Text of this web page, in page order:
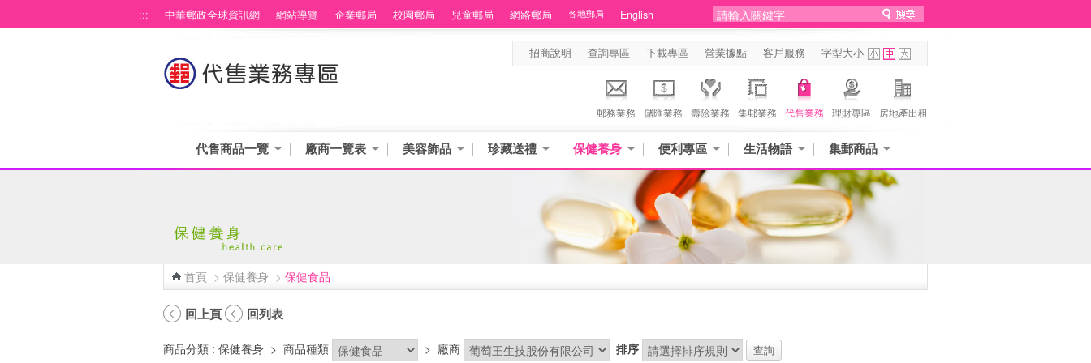
::: 中華郵政全球資訊網 網站導覽 企業郵局 校園郵局 兒童郵局 網路郵局 各地郵局 English
招商說明 查詢專區 下載專區 營業據點 客戶服務 字型大小
郵務業務 儲匯業務 壽險業務 集郵業務 代售業務 理財專區 房地產出租
代售商品一覽 廠商一覽表 美容飾品 珍藏送禮 保健養身 便利專區 生活物語 集郵商品
首頁 > 保健養身 > 保健食品
回上頁 回列表
商品分類 : 保健養身 > 商品種類 > 廠商 排序